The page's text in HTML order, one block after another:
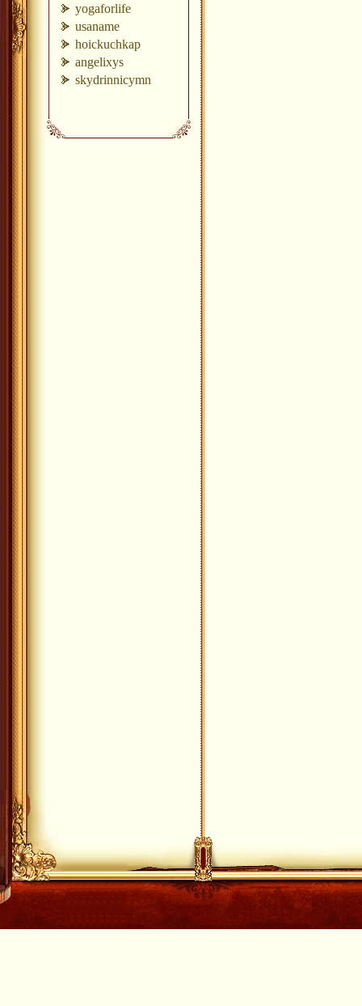
yogaforlife
usaname
hoickuchkap
angelixys
skydrinnicymn